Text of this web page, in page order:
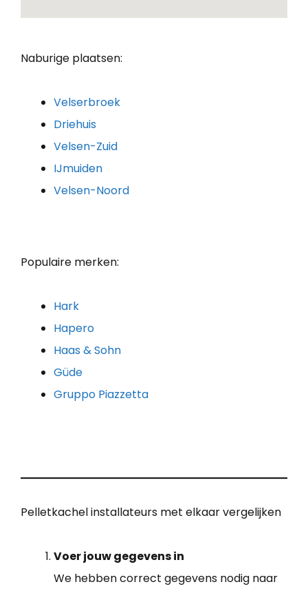
Naburige plaatsen:
Velserbroek
Driehuis
Velsen-Zuid
IJmuiden
Velsen-Noord
Populaire merken:
Hark
Hapero
Haas & Sohn
Güde
Gruppo Piazzetta
Pelletkachel installateurs met elkaar vergelijken
Voer jouw gegevens in
We hebben correct gegevens nodig naar